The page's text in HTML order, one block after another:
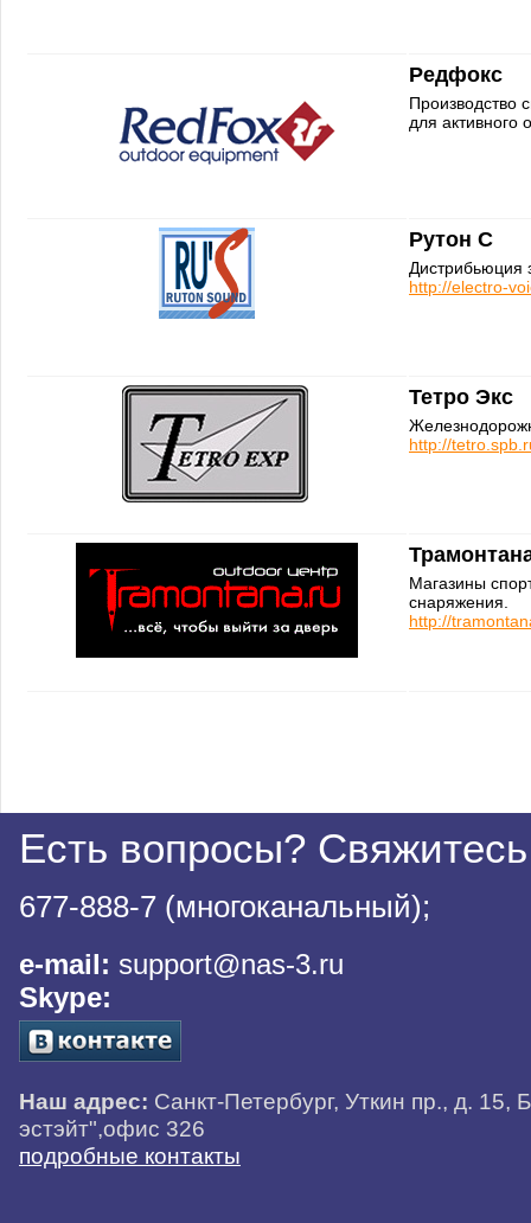
Редфокс
Производство
для активного
Рутон С
Дистрибьюция
http://electro-
Тетро Экс
http://
Магазины
снаряжения.
http://
Есть вопросы?
677-888-7 (многоканальный);
e-mail: support@nas-3.ru
Skype:
Наш адрес: Санкт-Петербург, Уткин пр., д. 15,
эстэйт",офис 326
подробные контакты